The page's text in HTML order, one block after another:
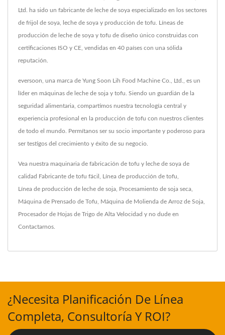
Ltd. ha sido un fabricante de leche de soya especializado en los sectores
de frijol de soya, leche de soya y producción de tofu. Líneas de
producción de leche de soya y tofu de diseño único construidas con
certificaciones ISO y CE, vendidas en 40 países con una sólida
reputación.
eversoon, una marca de Yung Soon Lih Food Machine Co., Ltd., es un
líder en máquinas de leche de soja y tofu. Siendo un guardián de la
seguridad alimentaria, compartimos nuestra tecnología central y
experiencia profesional en la producción de tofu con nuestros clientes
de todo el mundo. Permítanos ser su socio importante y poderoso para
ser testigos del crecimiento y éxito de su negocio.
Vea nuestra maquinaria de fabricación de tofu y leche de soya de
calidad Fabricante de tofu fácil Línea de producción de tofu
Línea de producción de leche de soja Procesamiento de soja seca
Máquina de Prensado de Tofu Máquina de Molienda de Arroz de Soja
Procesador de Hojas de Trigo de Alta Velocidad y no dude en
Contactarnos
¿Necesita Planificación De Línea
Completa, Consultoría Y ROI?